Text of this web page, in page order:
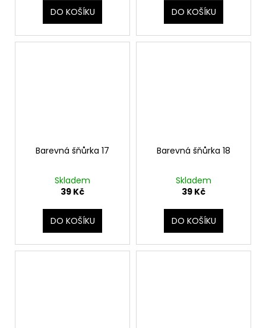
DO KOŠÍKU DO KOŠÍKU
Barevná šňůrka 17
Skladem
39 Kč
DO KOŠÍKU
Barevná šňůrka 18
Skladem
39 Kč
DO KOŠÍKU